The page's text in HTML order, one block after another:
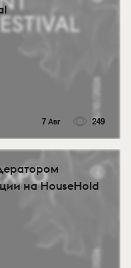
7 Авг 249
на HouseHold